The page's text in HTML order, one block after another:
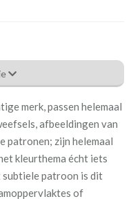
204 spring daisy
merk, passen helemaal
afbeeldingen van
patronen; zijn helemaal
kleurthema écht iets
subtiele patroon is dit
of